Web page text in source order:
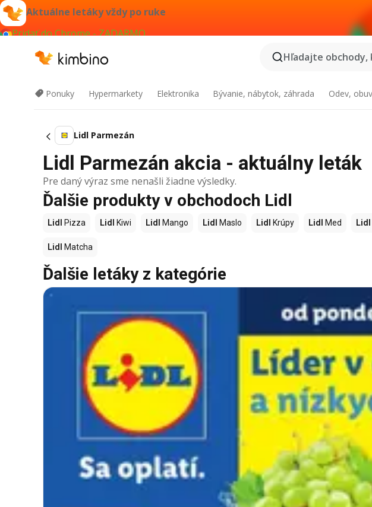
Aktuálne letáky vždy po ruke
Pridať do Chrome - ZADARMO
Hľadajte
Ponuky Hypermarkety Elektronika Bývanie, nábytok, záhrada Odev,
Lidl Parmezán
Lidl Parmezán akcia - aktuálny leták
Pre daný výraz sme nenašli žiadne výsledky.
Ďalšie produkty v obchodoch Lidl
Lidl Pizza Lidl Kiwi Lidl Mango Lidl Maslo Lidl Krúpy Lidl Med Lidl
Lidl Matcha
Ďalšie letáky z kategórie